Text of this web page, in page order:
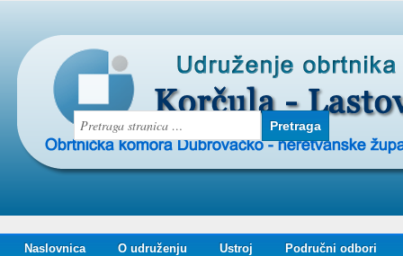
Naslovnica O udruženju Ustroj Područni odbori